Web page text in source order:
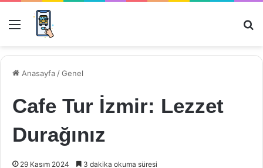
Menü
Anasayfa /Genel
Cafe Tur İzmir: Lezzet
Durağınız
29 Kasım 2024 3 dakika okuma süresi